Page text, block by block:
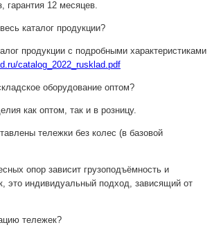
гарантия 12 месяцев.
каталог продукции?
продукции с подробными характеристиками
catalog_2022_rusklad.pdf
оборудование оптом?
как оптом, так и в розницу.
тележки без колес (в базовой
опор зависит грузоподъёмность и
это индивидуальный подход, зависящий от
тележек?